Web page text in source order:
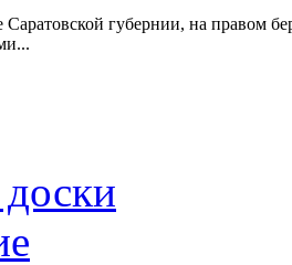
Саратовской губернии, на правом